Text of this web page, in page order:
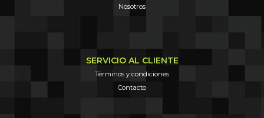
Nosotros
SERVICIO AL CLIENTE
Términos y condiciones
Contacto